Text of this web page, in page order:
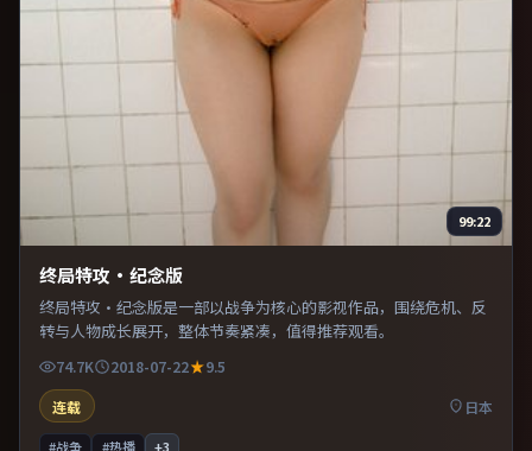
99:22
终局特攻·纪念版
终局特攻·纪念版是一部以战争为核心的影视作品，围绕危机、反
转与人物成长展开，整体节奏紧凑，值得推荐观看。
74.7K 2018-07-22
9.5
连载
日本
#战争 #热播 +3